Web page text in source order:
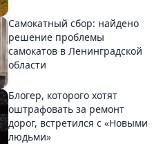
Самокатный сбор: найдено
решение проблемы
самокатов в Ленинградской
области
Блогер, которого хотят
оштрафовать за ремонт
дорог, встретился с «Новыми
людьми»